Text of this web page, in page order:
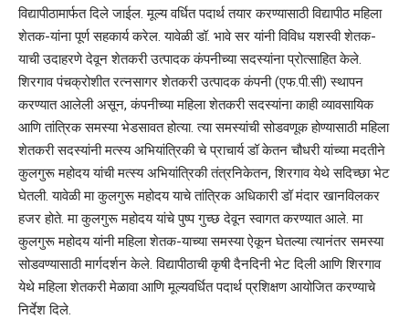
विद्यापीठामार्फत दिले जाईल. मूल्य वर्धित पदार्थ तयार करण्यासाठी विद्यापीठ महिला
शेतक-यांना पूर्ण सहकार्य करेल. यावेळी डॉ. भावे सर यांनी विविध यशस्वी शेतक-
याची उदाहरणे देवून शेतकरी उत्पादक कंपनीच्या सदस्यांना प्रोत्साहित केले.
शिरगाव पंचक्रोशीत रत्नसागर शेतकरी उत्पादक कंपनी (एफ.पी.सी) स्थापन
करण्यात आलेली असून, कंपनीच्या महिला शेतकरी सदस्यांना काही व्यावसायिक
आणि तांत्रिक समस्या भेडसावत होत्या. त्या समस्यांची सोडवणूक होण्यासाठी महिला
शेतकरी सदस्यांनी मत्स्य अभियांत्रिकी चे प्राचार्य डॉ केतन चौधरी यांच्या मदतीने
कुलगुरू महोदय यांची मत्स्य अभियांत्रिकी तंत्रनिकेतन, शिरगाव येथे सदिच्छा भेट
घेतली. यावेळी मा कुलगुरू महोदय याचे तांत्रिक अधिकारी डॉ मंदार खानविलकर
हजर होते. मा कुलगुरू महोदय यांचे पुष्प गुच्छ देवून स्वागत करण्यात आले. मा
कुलगुरू महोदय यांनी महिला शेतक-याच्या समस्या ऐकून घेतल्या त्यानंतर समस्या
सोडवण्यासाठी मार्गदर्शन केले. विद्यापीठाची कृषी दैनदिनी भेट दिली आणि शिरगाव
येथे महिला शेतकरी मेळावा आणि मूल्यवर्धित पदार्थ प्रशिक्षण आयोजित करण्याचे
निर्देश दिले.